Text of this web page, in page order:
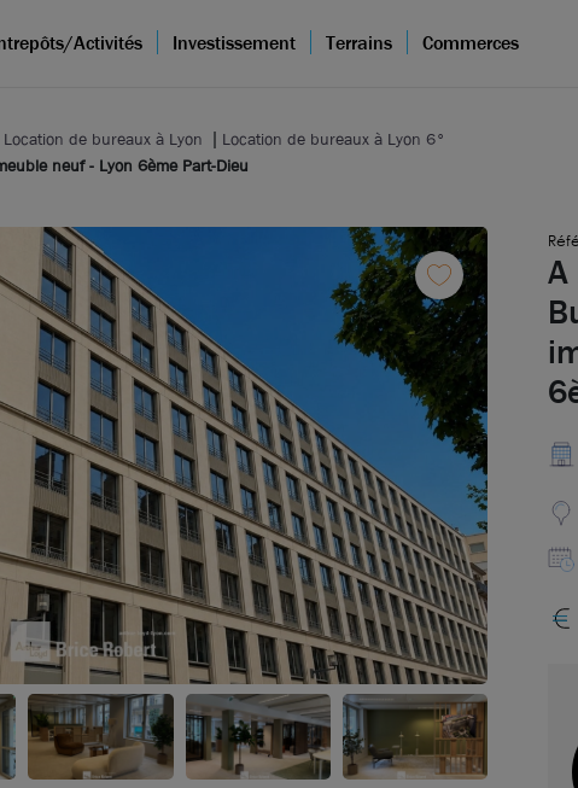
Activités Investissement Terrains Commerces
Location de bureaux à Lyon
Location de bureaux à Lyon 6°
neuf - Lyon 6ème Part-Dieu
A